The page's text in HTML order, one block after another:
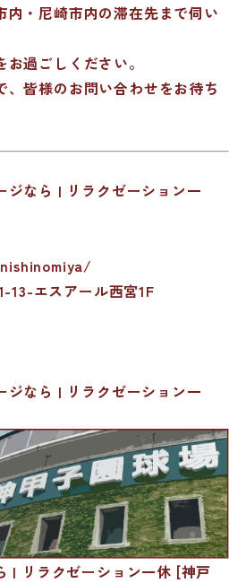
内・尼崎市内の滞在先まで伺い
過ごしください。
、皆様のお問い合わせをお待ち
ジなら | リラクゼーション一
13-エスアール西宮1F
ジなら | リラクゼーション一
| リラクゼーション一休 [神戸